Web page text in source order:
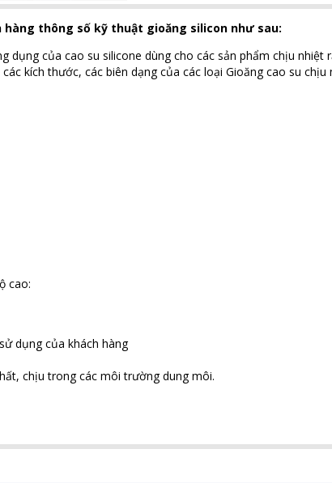
thông số kỹ thuật gioăng silicon như sau:
dụng của cao su silicone dùng cho các sản phẩm chịu
kích thước, các biên dạng của các loại Gioăng cao su
cao:
dụng của khách hàng
chịu trong các môi trường dung môi.